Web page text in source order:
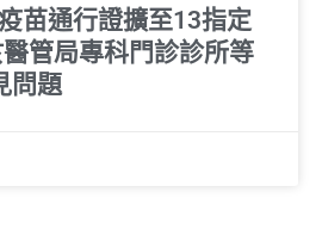
苗通行證擴至13指定
管局專科門診診所等
問題